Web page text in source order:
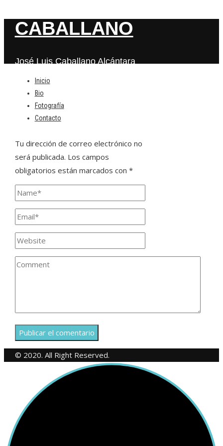
CABALLANO
José Luis Caballano Alcántara
Inicio
Bio
Fotografía
Contacto
Deja una respuesta
Tu dirección de correo electrónico no
será publicada. Los campos
obligatorios están marcados con *
© 2020. All Right Reserved.